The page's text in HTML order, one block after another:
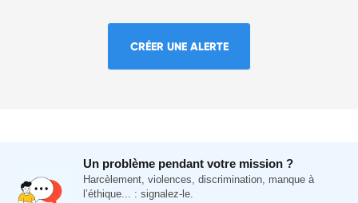
CRÉER UNE ALERTE
Un problème pendant votre mission ?
Harcèlement, violences, discrimination, manque à
l’éthique... : signalez-le.